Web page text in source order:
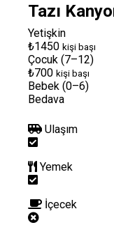
Tazı
Yetişkin
₺1450 kişi başı
Çocuk (7–12)
₺700 kişi başı
Bebek (0–6)
Bedava
Ulaşım
Yemek
İçecek